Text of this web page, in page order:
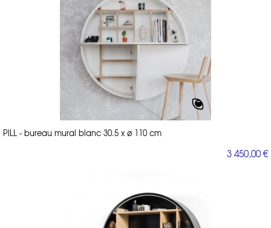
PILL - bureau mural blanc 30.5 x ø 110 cm
3 450,00 €